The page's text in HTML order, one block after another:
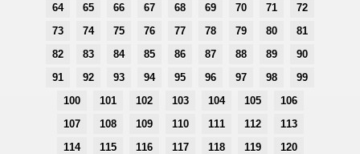
64
65 66 67 68 69 70 71
72
73
74 75 76 77 78 79 80
81
82
83 84 85 86 87 88 89
90
91
92 93 94 95 96 97 98
99
100
101 102 103 104 105
106
107
108 109 110 111 112
113
114
115 116 117 118 119
120